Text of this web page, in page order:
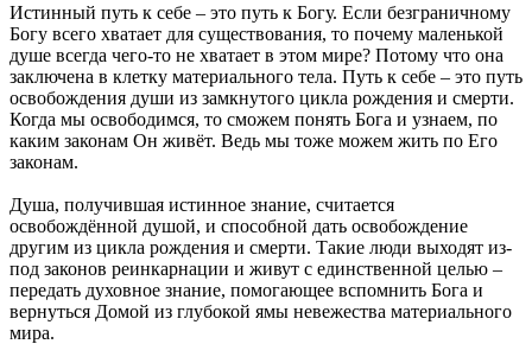
Истинный путь к себе – это путь к Богу. Если безграничному
Богу всего хватает для существования, то почему маленькой
душе всегда чего-то не хватает в этом мире? Потому что она
заключена в клетку материального тела. Путь к себе – это путь
освобождения души из замкнутого цикла рождения и смерти.
Когда мы освободимся, то сможем понять Бога и узнаем, по
каким законам Он живёт. Ведь мы тоже можем жить по Его
законам.
Душа, получившая истинное знание, считается
освобождённой душой, и способной дать освобождение
другим из цикла рождения и смерти. Такие люди выходят из-
под законов реинкарнации и живут с единственной целью –
передать духовное знание, помогающее вспомнить Бога и
вернуться Домой из глубокой ямы невежества материального
мира.